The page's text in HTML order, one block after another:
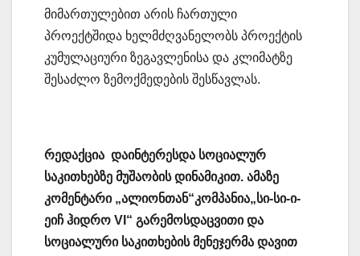
მიმართულებით არის ჩართული
პროექტშიდა ხელმძღვანელობს პროექტის
კუმულაციური ზეგავლენისა და კლიმატზე
შესაძლო ზემოქმედების შესწავლას.
რედაქცია დაინტერესდა სოციალურ
საკითხებზე მუშაობის დინამიკით. ამაზე
კომენტარი „ალიონთან“კომპანია„სი-სი-ი-
ეიჩ ჰიდრო VI“ გარემოსდაცვითი და
სოციალური საკითხების მენეჯერმა დავით